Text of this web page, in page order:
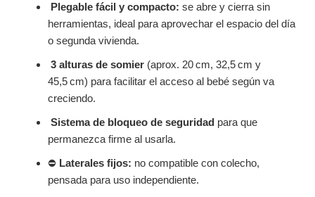
Plegable fácil y compacto: se abre y cierra sin
herramientas, ideal para aprovechar el espacio del día
o segunda vivienda.
3 alturas de somier(aprox. 20 cm, 32,5 cm y
45,5 cm) para facilitar el acceso al bebé según va
creciendo.
Sistema de bloqueo de seguridadpara que
permanezca firme al usarla.
⛔ Laterales fijos: no compatible con colecho,
pensada para uso independiente.